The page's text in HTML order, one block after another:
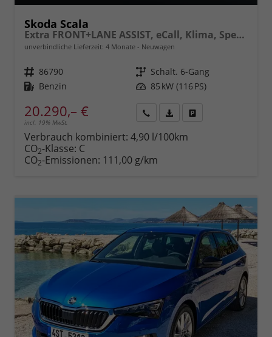
Skoda Scala
Extra FRONT+LANE ASSIST, eCall, Klima, Speedlimiter, Parksensoren hinten, ISOFIX, Full LED vorn, uvm.
unverbindliche Lieferzeit: 4 Monate Neuwagen
Fahrzeugnr. 86790 Getriebe Schalt. 6-Gang
Kraftstoff Benzin Leistung 85 kW (116 PS)
20.290,– €
incl. 19% MwSt.
anfordern
Datei,
Verbrauch kombiniert: 4,90 l/100km
CO2-Klasse: C
CO2-Emissionen: 111,00 g/km